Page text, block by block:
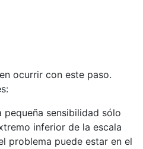
ocurrir con este paso.
sensibilidad sólo
inferior de la escala
problema puede estar en el